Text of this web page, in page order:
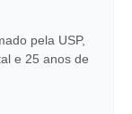
pela USP,
e 25 anos de